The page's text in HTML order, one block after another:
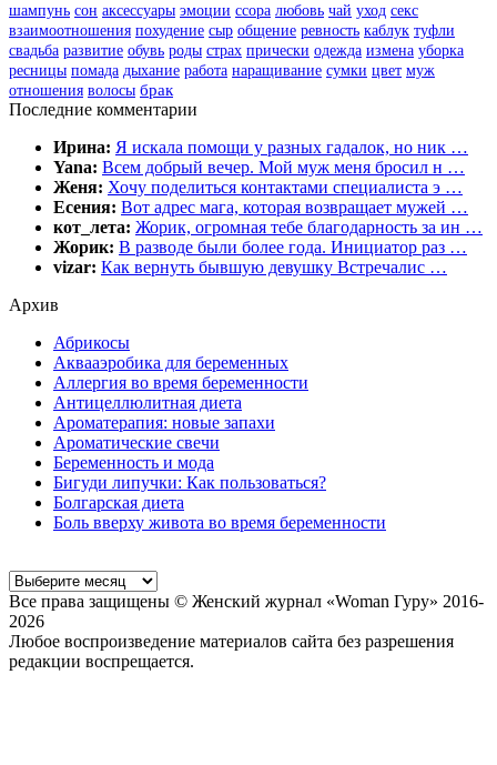
шампунь сон аксессуары эмоции ссора любовь чай уход секс
взаимоотношения похудение сыр общение ревность каблук туфли
свадьба развитие обувь роды страх прически одежда измена уборка
ресницы помада дыхание работа наращивание сумки цвет муж
отношения волосы брак
Последние комментарии
Ирина: Я искала помощи у разных гадалок, но ник …
Yana: Всем добрый вечер. Мой муж меня бросил н …
Женя: Хочу поделиться контактами специалиста э …
Есения: Вот адрес мага, которая возвращает мужей …
кот_лета: Жорик, огромная тебе благодарность за ин …
Жорик: В разводе были более года. Инициатор раз …
vizar: Как вернуть бывшую девушку Встречалис …
Архив
Абрикосы
Аквааэробика для беременных
Аллергия во время беременности
Антицеллюлитная диета
Ароматерапия: новые запахи
Ароматические свечи
Беременность и мода
Бигуди липучки: Как пользоваться?
Болгарская диета
Боль вверху живота во время беременности
Все права защищены © Женский журнал «Woman Гуру» 2016-
2026
Любое воспроизведение материалов сайта без разрешения
редакции воспрещается.